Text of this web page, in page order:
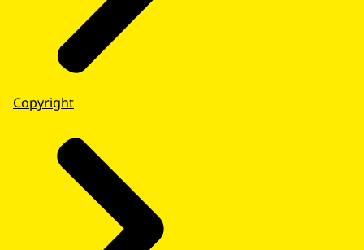
Copyright